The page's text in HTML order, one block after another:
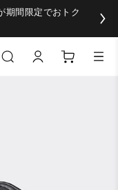
期間限定でおトク